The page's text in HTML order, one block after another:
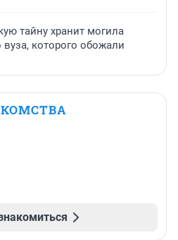
тайну хранит могила
которого обожали